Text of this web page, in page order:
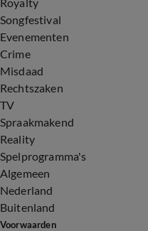
Songfestival
Evenementen
Crime
Misdaad
Rechtszaken
TV
Spraakmakend
Reality
Spelprogramma's
Algemeen
Nederland
Buitenland
Voorwaarden